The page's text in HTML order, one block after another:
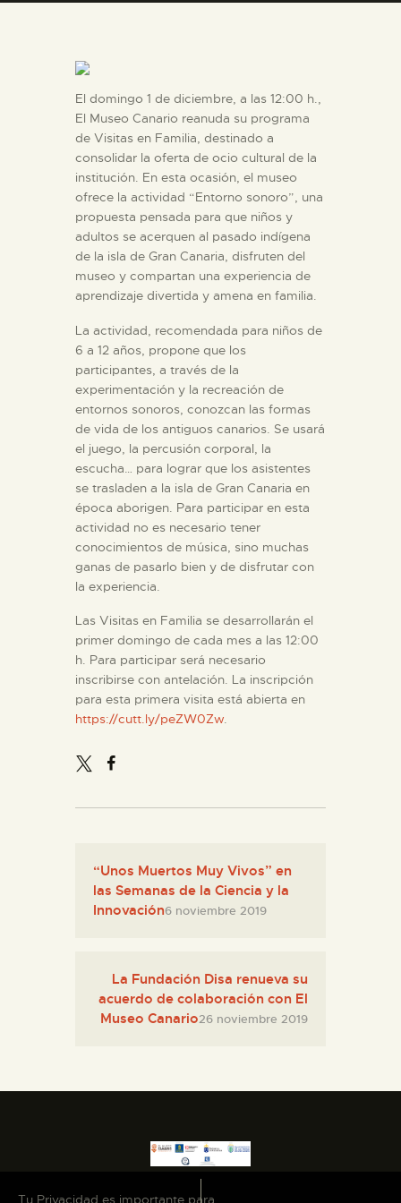
PREPARAR LA VISITA
ACTIVIDADES
█
EL MUSEO
COLECCIONES
DIDÁCTICA
ESPAÑOL
El domingo 1 de diciembre, a las 12:00 h.,
El Museo Canario reanuda su programa
de Visitas en Familia, destinado a
consolidar la oferta de ocio cultural de la
institución. En esta ocasión, el museo
ofrece la actividad “Entorno sonoro”, una
propuesta pensada para que niños y
adultos se acerquen al pasado indígena
de la isla de Gran Canaria, disfruten del
museo y compartan una experiencia de
aprendizaje divertida y amena en familia.
La actividad, recomendada para niños de
6 a 12 años, propone que los
participantes, a través de la
experimentación y la recreación de
entornos sonoros, conozcan las formas
de vida de los antiguos canarios. Se usará
el juego, la percusión corporal, la
escucha… para lograr que los asistentes
se trasladen a la isla de Gran Canaria en
época aborigen. Para participar en esta
actividad no es necesario tener
conocimientos de música, sino muchas
ganas de pasarlo bien y de disfrutar con
la experiencia.
Las Visitas en Familia se desarrollarán el
primer domingo de cada mes a las 12:00
h. Para participar será necesario
inscribirse con antelación. La inscripción
para esta primera visita está abierta en
https://cutt.ly/peZW0Zw.
“Unos Muertos Muy Vivos” en
las Semanas de la Ciencia y la
Innovación6 noviembre 2019
La Fundación Disa renueva su
acuerdo de colaboración con El
Museo Canario26 noviembre 2019
Tu Privacidad es importante para